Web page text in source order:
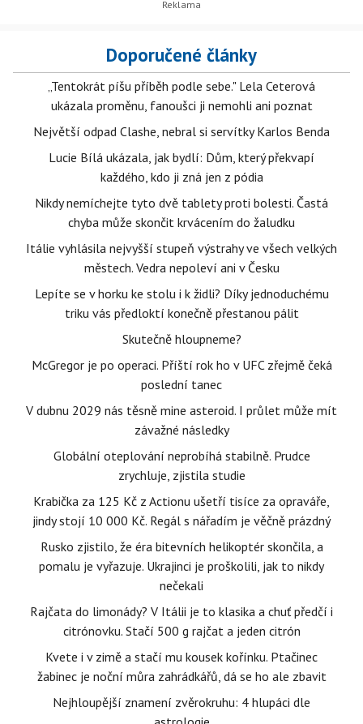
Doporučené články
„Tentokrát píšu příběh podle sebe." Lela Ceterová
ukázala proměnu, fanoušci ji nemohli ani poznat
Největší odpad Clashe, nebral si servítky Karlos Benda
Lucie Bílá ukázala, jak bydlí: Dům, který překvapí
každého, kdo ji zná jen z pódia
Nikdy nemíchejte tyto dvě tablety proti bolesti. Častá
chyba může skončit krvácením do žaludku
Itálie vyhlásila nejvyšší stupeň výstrahy ve všech velkých
městech. Vedra nepoleví ani v Česku
Lepíte se v horku ke stolu i k židli? Díky jednoduchému
triku vás předloktí konečně přestanou pálit
Skutečně hloupneme?
McGregor je po operaci. Příští rok ho v UFC zřejmě čeká
poslední tanec
V dubnu 2029 nás těsně mine asteroid. I průlet může mít
závažné následky
Globální oteplování neprobíhá stabilně. Prudce
zrychluje, zjistila studie
Krabička za 125 Kč z Actionu ušetří tisíce za opraváře,
jindy stojí 10 000 Kč. Regál s nářadím je věčně prázdný
Rusko zjistilo, že éra bitevních helikoptér skončila, a
pomalu je vyřazuje. Ukrajinci je proškolili, jak to nikdy
nečekali
Rajčata do limonády? V Itálii je to klasika a chuť předčí i
citrónovku. Stačí 500 g rajčat a jeden citrón
Kvete i v zimě a stačí mu kousek kořínku. Ptačinec
žabinec je noční můra zahrádkářů, dá se ho ale zbavit
Nejhloupější znamení zvěrokruhu: 4 hlupáci dle